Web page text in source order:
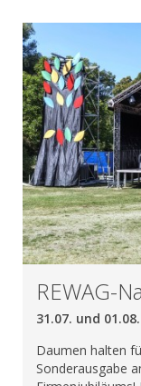
REWAG-
31.07. und
Daumen halten
Sonderausgabe